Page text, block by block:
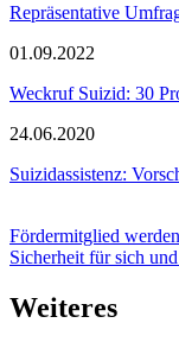
Repräsentative
01.09.2022
Weckruf Suizid: 30
24.06.2020
Suizidassistenz:
Fördermitglied
Sicherheit für sich
Weiteres